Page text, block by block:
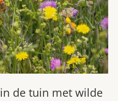
in de tuin met wilde